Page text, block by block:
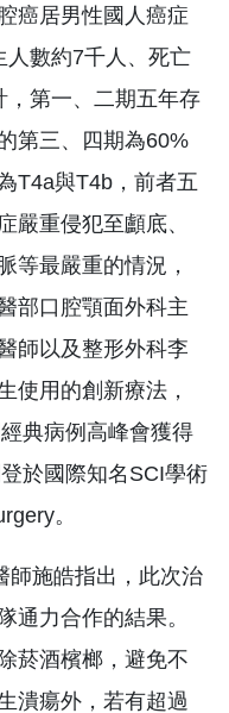
癌居男性國人癌症
人數約7千人、死亡
，第一、二期五年存
第三、四期為60%
T4a與T4b，前者五
嚴重侵犯至顱底、
等最嚴重的情況，
部口腔顎面外科主
師以及整形外科李
使用的創新療法，
典病例高峰會獲得
於國際知名SCI學術
。
施皓指出，此次治
通力合作的結果。
菸酒檳榔，避免不
潰瘍外，若有超過